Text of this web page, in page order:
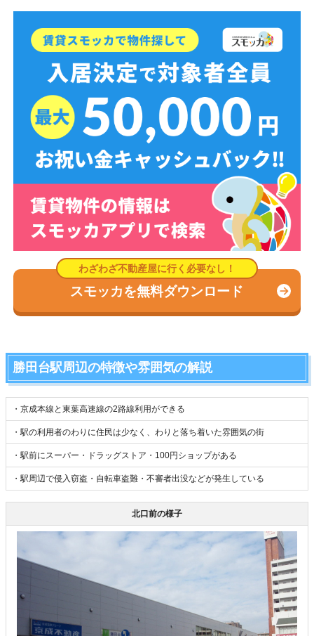
スモッカを無料ダウンロード
勝田台駅周辺の特徴や雰囲気の解説
・京成本線と東葉高速線の2路線利用ができる
・駅の利用者のわりに住民は少なく、わりと落ち着いた雰囲気の街
・駅前にスーパー・ドラッグストア・100円ショップがある
・駅周辺で侵入窃盗・自転車盗難・不審者出没などが発生している
北口前の様子